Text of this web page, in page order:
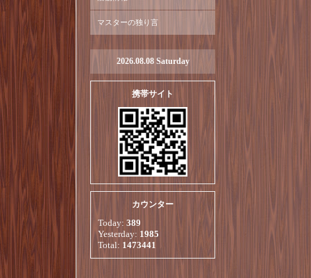
マスターの独り言
2026.08.08 Saturday
携帯サイト
カウンター
Today: 389
Yesterday: 1985
Total: 1473441